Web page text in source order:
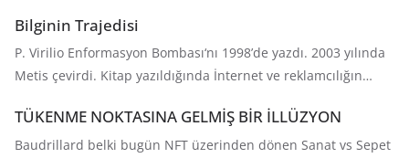
Bilginin Trajedisi
P. Virilio Enformasyon Bombası‘nı 1998’de yazdı. 2003 yılında
Metis çevirdi. Kitap yazıldığında İnternet ve reklamcılığın…
TÜKENME NOKTASINA GELMİŞ BİR İLLÜZYON
Baudrillard belki bugün NFT üzerinden dönen Sanat vs Sepet